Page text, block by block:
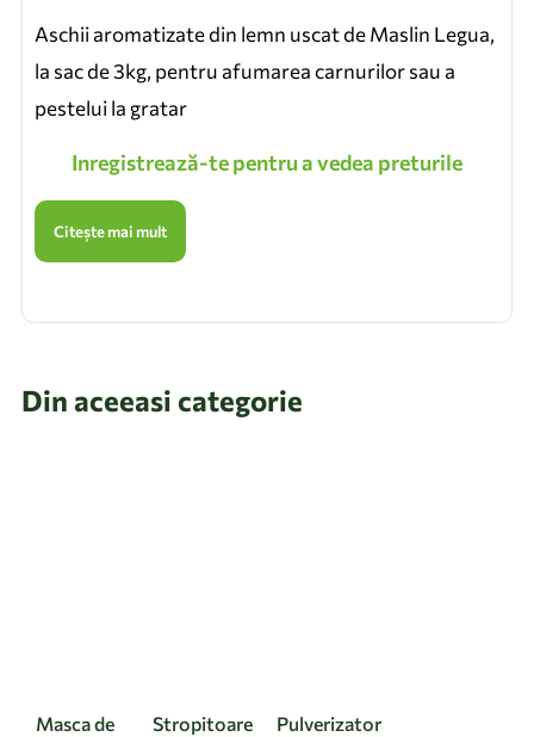
Aschii aromatizate din lemn uscat de Maslin Legua,
la sac de 3kg, pentru afumarea carnurilor sau a
pestelui la gratar
Inregistrează-te pentru a vedea preturile
Citește mai mult
Din aceeasi categorie
Masca de
Stropitoare
Pulverizator